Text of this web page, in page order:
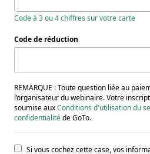
Code à 3 ou 4 chiffres sur votre carte
Code de réduction
REMARQUE : Toute question liée au
l’organisateur du webinaire. Votre
soumise auxConditions d'utilisation du
confidentialitéde GoTo.
Si vous cochez cette case, vos